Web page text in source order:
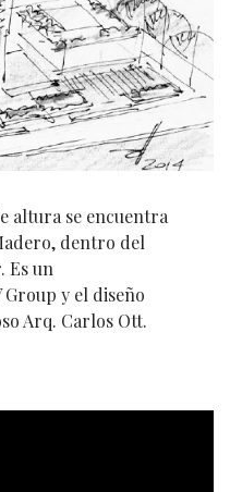
altura se encuentra
dentro del
Es un
y el diseño
Arq. Carlos Ott.